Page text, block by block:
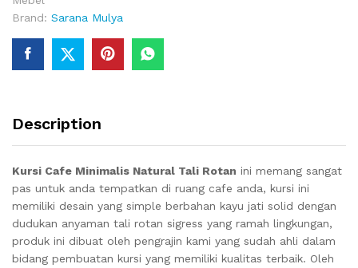
Brand: Sarana Mulya
Description
Kursi Cafe Minimalis Natural Tali Rotan ini memang sangat
pas untuk anda tempatkan di ruang cafe anda, kursi ini
memiliki desain yang simple berbahan kayu jati solid dengan
dudukan anyaman tali rotan sigress yang ramah lingkungan,
produk ini dibuat oleh pengrajin kami yang sudah ahli dalam
bidang pembuatan kursi yang memiliki kualitas terbaik. Oleh